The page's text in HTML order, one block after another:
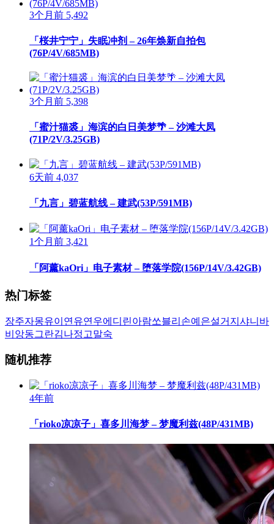
3个月前 5,492
「桜井宁宁」失眠冲剂 – 26年焕新自拍包
(76P/4V/685MB)
3个月前 5,398
「蜜汁猫裘」海滨的白日美梦🌴 – 沙滩大凤
(71P/2V/3.25GB)
6天前 4,037
「九言」碧蓝航线 – 建武(53P/591MB)
1个月前 3,421
「阿薰kaOri」电子素材 – 堕落学院(156P/14V/3.42GB)
热门标签
장주자몽유이 연유연우에디린아람쏘블리 손예은설거지 샤니 바
비앙동그란김나정 고말숙
随机推荐
4年前
「rioko凉凉子」喜多川海梦 – 梦魔利兹(48P/431MB)